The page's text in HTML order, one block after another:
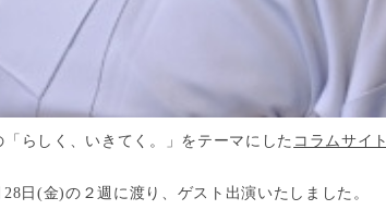
「らしく、いきてく。」をテーマにした コラムサイト
28日(金)の ２週に渡り、ゲスト出演いたしました。